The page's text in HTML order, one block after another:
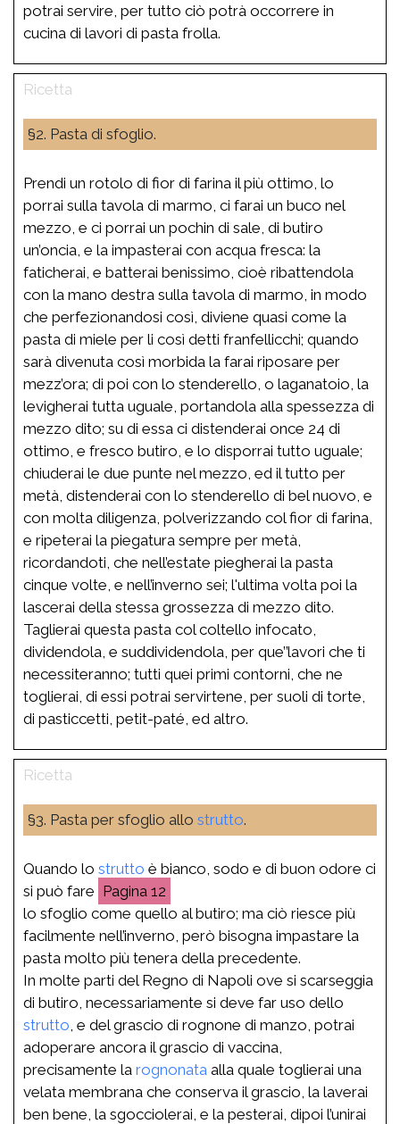
potrai servire, per tutto ciò potrà occorrere in
cucina di lavori di pasta frolla.
§2. Pasta di sfoglio.
Prendi un rotolo di fior di farina il più ottimo, lo
porrai sulla tavola di marmo, ci farai un buco nel
mezzo, e ci porrai un pochin di sale, di butiro
un’oncia, e la impasterai con acqua fresca: la
faticherai, e batterai benissimo, cioè ribattendola
con la mano destra sulla tavola di marmo, in modo
che perfezionandosi così, diviene quasi come la
pasta di miele per li così detti franfellicchi; quando
sarà divenuta così morbida la farai riposare per
mezz’ora; di poi con lo stenderello, o laganatoio, la
levigherai tutta uguale, portandola alla spessezza di
mezzo dito; su di essa ci distenderai once 24 di
ottimo, e fresco butiro, e lo disporrai tutto uguale;
chiuderai le due punte nel mezzo, ed il tutto per
metà, distenderai con lo stenderello di bel nuovo, e
con molta diligenza, polverizzando col fior di farina,
e ripeterai la piegatura sempre per metà,
ricordandoti, che nell’estate piegherai la pasta
cinque volte, e nell’inverno sei; l'ultima volta poi la
lascerai della stessa grossezza di mezzo dito.
Taglierai questa pasta col coltello infocato,
dividendola, e suddividendola, per que’’lavori che ti
necessiteranno; tutti quei primi contorni, che ne
toglierai, di essi potrai servirtene, per suoli di torte,
di pasticcetti, petit-paté, ed altro.
§3. Pasta per sfoglio allo strutto.
Quando lo strutto è bianco, sodo e di buon odore ci
si può fare
12
lo sfoglio come quello al butiro; ma ciò riesce più
facilmente nell’inverno, però bisogna impastare la
pasta molto più tenera della precedente.
In molte parti del Regno di Napoli ove si scarseggia
di butiro, necessariamente si deve far uso dello
strutto , e del grascio di rognone di manzo, potrai
adoperare ancora il grascio di vaccina,
precisamente la rognonata alla quale toglierai una
velata membrana che conserva il grascio, la laverai
ben bene, la sgocciolerai, e la pesterai, dipoi l’unirai